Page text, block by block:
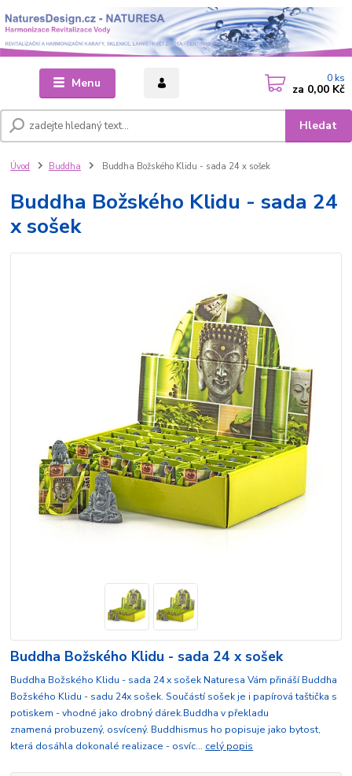
Menu
Hledat
0 ks
za 0,00 Kč
Úvod Buddha Buddha Božského Klidu - sada 24 x sošek
Buddha Božského Klidu - sada 24
x sošek
Buddha Božského Klidu - sada 24 x sošek
Buddha Božského Klidu - sada 24 x sošek Naturesa Vám přináší Buddha
Božského Klidu - sadu 24x sošek. Součástí sošek je i papírová taštička s
potiskem - vhodné jako drobný dárek.Buddha v překladu
znamená probuzený, osvícený. Buddhismus ho popisuje jako bytost,
která dosáhla dokonalé realizace - osvíc... celý popis